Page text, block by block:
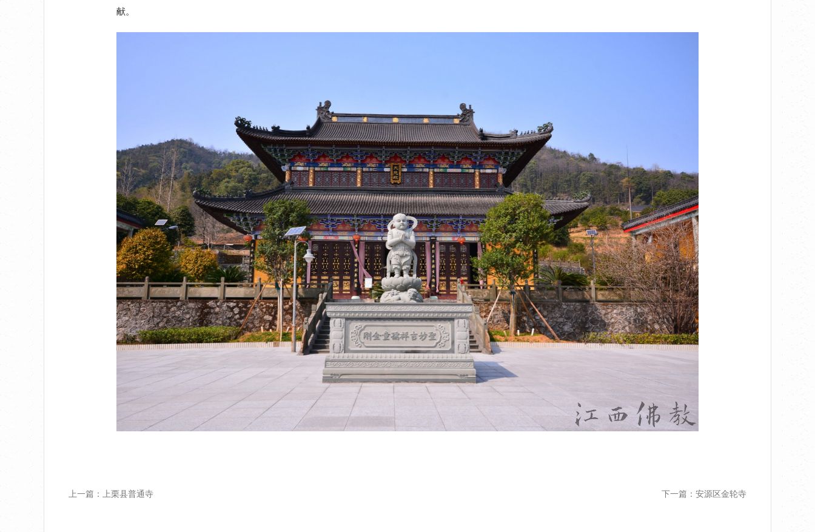
献。
上一篇：上栗县普通寺 下一篇：安源区金轮寺